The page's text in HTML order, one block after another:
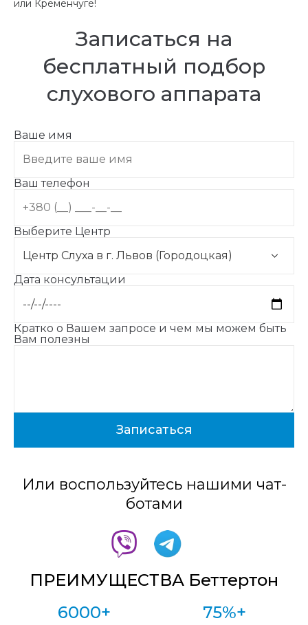
или Кременчуге!
Записаться на
бесплатный подбор
слухового аппарата
Ваше имя
Ваш телефон
Выберите Центр
Дата консультации
Кратко о Вашем запросе и чем мы можем быть
Вам полезны
Или воспользуйтесь нашими чат-
ботами
ПРЕИМУЩЕСТВА Беттертон
6000+
75%+